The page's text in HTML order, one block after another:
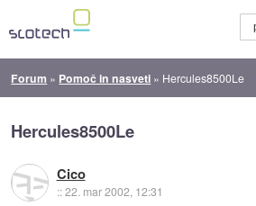
Forum » Pomoč in nasveti » Hercules8500Le
Hercules8500Le
Cico
::22. mar 2002, 12:31